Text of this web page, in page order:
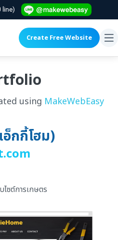
line)
Create Free Website
using MakeWebEasy
กกี้โฮม)
ไซต์การเกษตร